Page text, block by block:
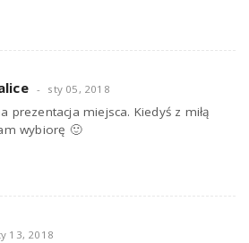
sty 05, 2018
prezentacja miejsca. Kiedyś z miłą
wybiorę 🙂
13, 2018